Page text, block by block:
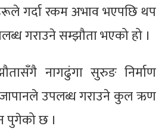
गर्दा रकम अभाव भएपछि थप
गराउने सम्झौता भएको हो ।
नागढुंगा सुरुङ निर्माण
जापानले उपलब्ध गराउने कुल ऋण
पुगेको छ ।